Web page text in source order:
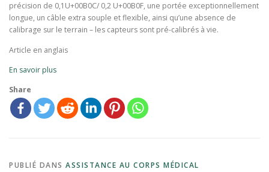
précision de 0,1U+00B0C/ 0,2 U+00B0F, une portée exceptionnellement
longue, un câble extra souple et flexible, ainsi qu’une absence de
calibrage sur le terrain – les capteurs sont pré-calibrés à vie.
Article en anglais
En savoir plus
Share
PUBLIÉ DANS ASSISTANCE AU CORPS MÉDICAL